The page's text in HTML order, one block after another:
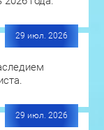
29 июл. 2026
29 июл. 2026